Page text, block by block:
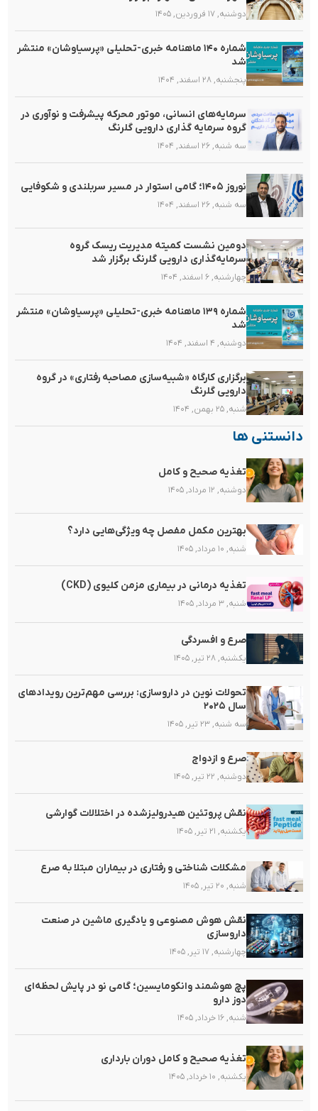
دوشنبه, ۱۷ فروردین, ۱۴۰۵
شماره ۱۴۰ ماهنامه خبری-تحلیلی «پرسیاوشان» منتشر
شد
پنجشنبه, ۲۸ اسفند, ۱۴۰۴
سرمایه‌های انسانی، موتور محرکه پیشرفت و نوآوری در
گروه سرمایه گذاری دارویی گلرنگ
سه شنبه, ۲۶ اسفند, ۱۴۰۴
نوروز ۱۴۰۵؛ گامی استوار در مسیر سربلندی و شکوفایی
سه شنبه, ۲۶ اسفند, ۱۴۰۴
دومین نشست کمیته مدیریت ریسک گروه
سرمایه‌گذاری دارویی گلرنگ برگزار شد
چهارشنبه, ۶ اسفند, ۱۴۰۴
شماره ۱۳۹ ماهنامه خبری-تحلیلی «پرسیاوشان» منتشر
شد
دوشنبه, ۴ اسفند, ۱۴۰۴
برگزاری کارگاه «شبیه‌سازی مصاحبه رفتاری» در گروه
دارویی گلرنگ
شنبه, ۲۵ بهمن, ۱۴۰۴
دانستنی ها
تغذیه صحیح و کامل
دوشنبه, ۱۲ مرداد, ۱۴۰۵
بهترین مکمل مفصل چه ویژگی‌هایی دارد؟
شنبه, ۱۰ مرداد, ۱۴۰۵
تغذیه‌ درمانی در بیماری مزمن کلیوی (CKD)
شنبه, ۳ مرداد, ۱۴۰۵
صرع و افسردگی
یکشنبه, ۲۸ تیر, ۱۴۰۵
تحولات نوین در داروسازی: بررسی مهم‌ترین رویدادهای
سال ۲۰۲۵
سه شنبه, ۲۳ تیر, ۱۴۰۵
صرع و ازدواج
دوشنبه, ۲۲ تیر, ۱۴۰۵
نقش پروتئین هیدرولیزشده در اختلالات گوارشی
یکشنبه, ۲۱ تیر, ۱۴۰۵
مشکلات شناختی و رفتاری در بیماران مبتلا به صرع
شنبه, ۲۰ تیر, ۱۴۰۵
نقش هوش مصنوعی و یادگیری ماشین در صنعت
داروسازی
چهارشنبه, ۱۷ تیر, ۱۴۰۵
پچ هوشمند وانکومایسین؛ گامی نو در پایش لحظه‌ای
دوز دارو
شنبه, ۱۶ خرداد, ۱۴۰۵
تغذیه صحیح و کامل دوران بارداری
یکشنبه, ۱۰ خرداد, ۱۴۰۵